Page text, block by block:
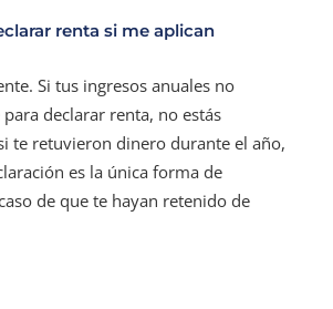
renta si me aplican
Si tus ingresos anuales no
declarar renta, no estás
te retuvieron dinero durante el año,
es la única forma de
de que te hayan retenido de